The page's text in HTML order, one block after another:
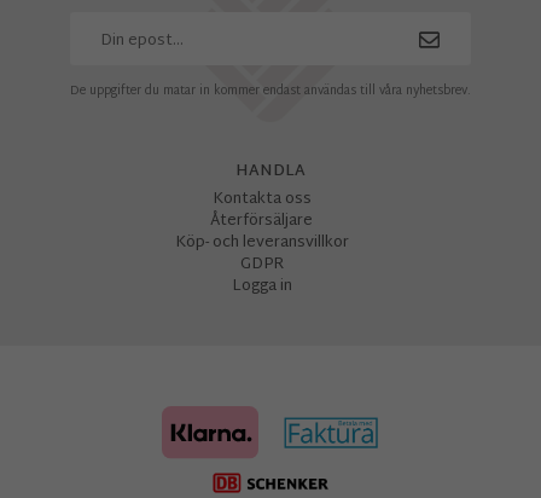
De uppgifter du matar in kommer endast användas till våra nyhetsbrev.
HANDLA
Kontakta oss
Återförsäljare
Köp- och leveransvillkor
GDPR
Logga in